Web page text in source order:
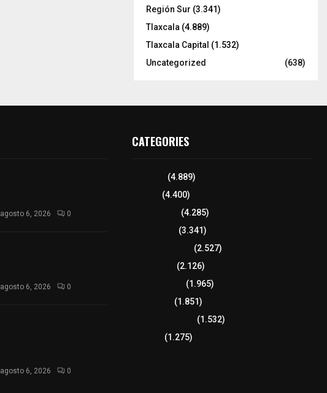
Región Sur (3.341)
Tlaxcala (4.889)
Tlaxcala Capital (1.532)
Uncategorized
(638)
agosto 6, 2026 0
agosto 6, 2026 0
agosto 6, 2026 0
CATEGORIES
(4.889)
(4.400)
(4.285)
(3.341)
(2.527)
(2.126)
(1.965)
(1.851)
(1.532)
(1.275)